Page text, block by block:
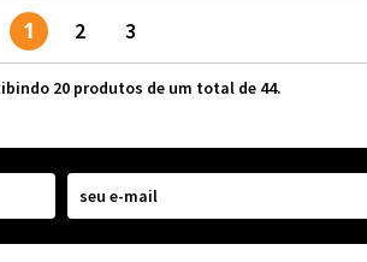
1 2 3
20 produtos de um total de 44.